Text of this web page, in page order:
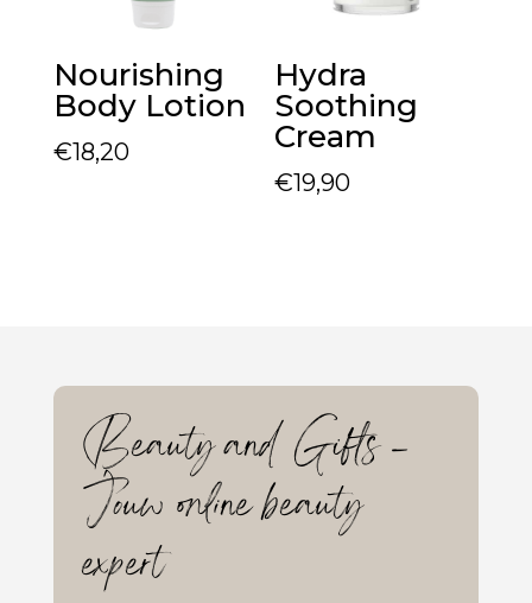
Nourishing
Body Lotion
€18,20
Hydra
Soothing
Cream
€19,90
Beauty and Gifts –
Jouw online beauty
expert